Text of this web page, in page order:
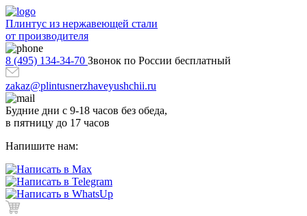
Плинтус из нержавеющей стали
от производителя
8 (495) 134-34-70 Звонок по России бесплатный
zakaz@plintusnerzhaveyushchii.ru
Будние дни с 9-18 часов без обеда,
в пятницу до 17 часов
Напишите нам: